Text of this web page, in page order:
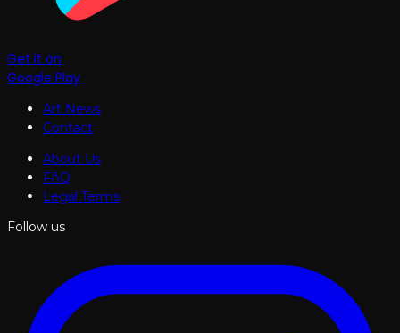
Get it on
Google Play
Art News
Contact
About Us
FAQ
Legal Terms
Follow us